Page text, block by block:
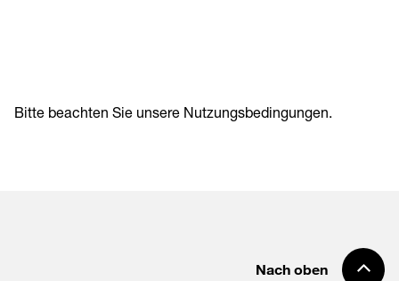
Bitte beachten Sie unsere Nutzungsbedingungen.
Nach oben